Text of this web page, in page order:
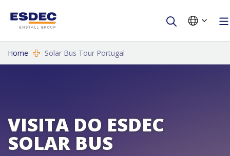
Home Solar Bus Tour Portugal
VISITA DO ESDEC
SOLAR BUS